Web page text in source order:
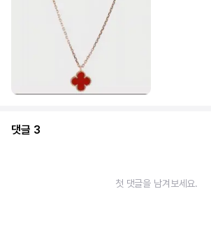
댓글 3
첫 댓글을 남겨보세요.